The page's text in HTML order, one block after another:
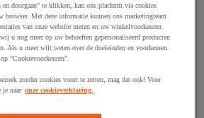
Minder dan € 100(4) Minder dan
Tussen € 100 en € 200
en doorgaan" te klikken, kan ons platform via cookies
browser. Met deze informatie kunnen ons marketingteam
van onze website meten en uw winkelvoorkeuren
u nog meer op uw behoeften gepersonaliseerd producten
Als u meer wilt weten over de doeleinden en voorkeuren
"Cookievoorkeuren".
zonder cookies voort te zetten, mag dat ook! Voor
je naar onze cookieverklaring.